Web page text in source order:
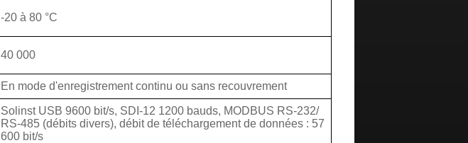
-20 à 80 °C
40 000
En mode d'enregistrement continu ou sans recouvrement
Solinst USB 9600 bit/s, SDI-12 1200 bauds, MODBUS RS-232/
RS-485 (débits divers), débit de téléchargement de données : 57
600 bit/s